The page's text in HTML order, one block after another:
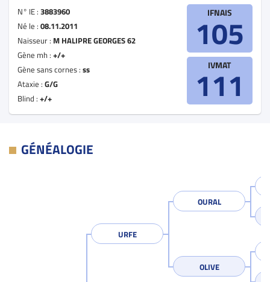
N° IE : 3883960
Né le : 08.11.2011
Naisseur : M HALIPRE GEORGES 62
Gène mh : +/+
Gène sans cornes : ss
Ataxie : G/G
Blind : +/+
IFNAIS
105
IVMAT
111
GÉNÉALOGIE
URFE
OURAL
OLIVE